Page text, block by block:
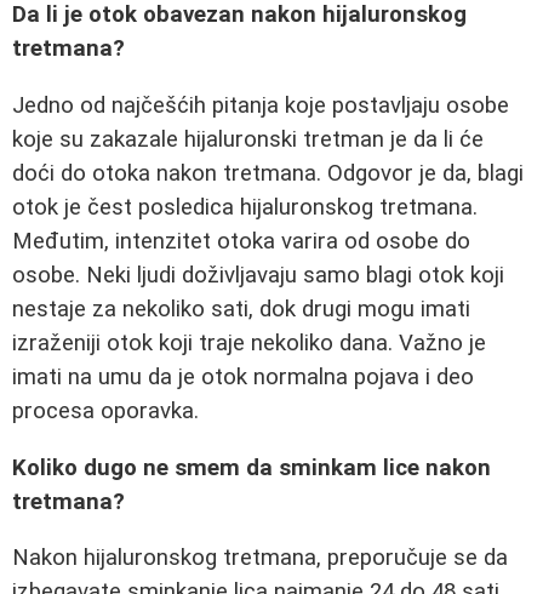
Da li je otok obavezan nakon hijaluronskog
tretmana?
Jedno od najčešćih pitanja koje postavljaju osobe
koje su zakazale hijaluronski tretman je da li će
doći do otoka nakon tretmana. Odgovor je da, blagi
otok je čest posledica hijaluronskog tretmana.
Međutim, intenzitet otoka varira od osobe do
osobe. Neki ljudi doživljavaju samo blagi otok koji
nestaje za nekoliko sati, dok drugi mogu imati
izraženiji otok koji traje nekoliko dana. Važno je
imati na umu da je otok normalna pojava i deo
procesa oporavka.
Koliko dugo ne smem da sminkam lice nakon
tretmana?
Nakon hijaluronskog tretmana, preporučuje se da